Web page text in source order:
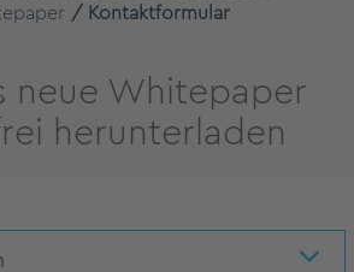
Kontaktformular
neue Whitepaper
herunterladen